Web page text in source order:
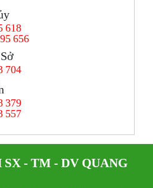
618
656
704
379
557
SX - TM - DV QUANG